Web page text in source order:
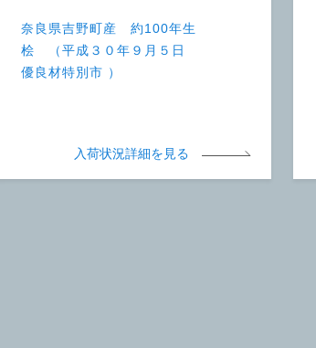
奈良県吉野町産 約100年生
桧 （平成３０年９月５日
優良材特別市 ）
入荷状況詳細を見る